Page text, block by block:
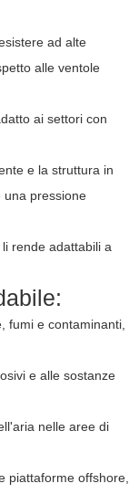
ad alte
alle ventole
ai settori con
e la struttura in
una pressione
rende adattabili a
fumi e contaminanti,
e alle sostanze
nelle aree di
piattaforme offshore,